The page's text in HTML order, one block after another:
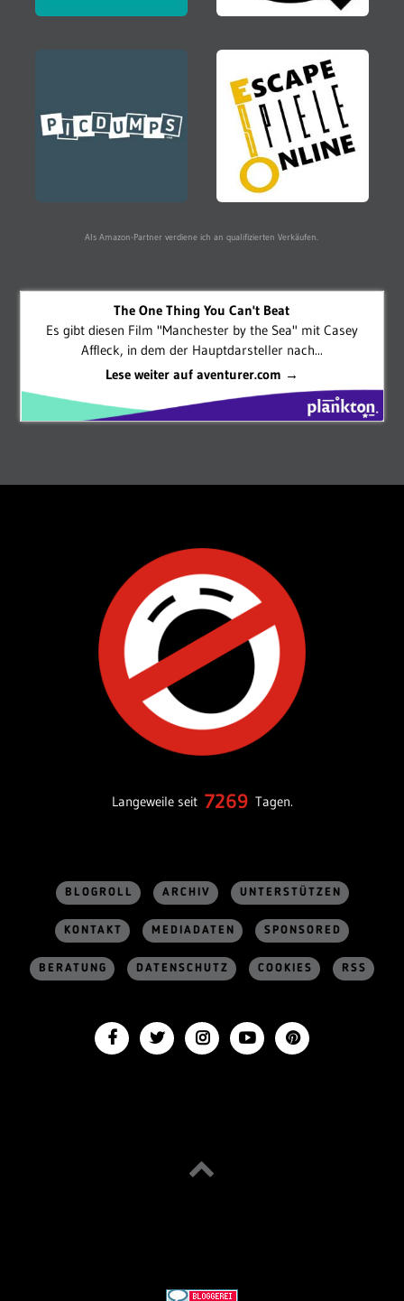
Als Amazon-Partner verdiene ich an qualifizierten Verkäufen.
The One Thing You Can't Beat
Es gibt diesen Film "Manchester by the Sea" mit Casey
Affleck, in dem der Hauptdarsteller nach...
Lese weiter auf aventurer.com →
Langeweile seit 7269 Tagen.
BLOGROLL ARCHIV UNTERSTÜTZEN
KONTAKT MEDIADATEN SPONSORED
BERATUNG DATENSCHUTZ COOKIES RSS